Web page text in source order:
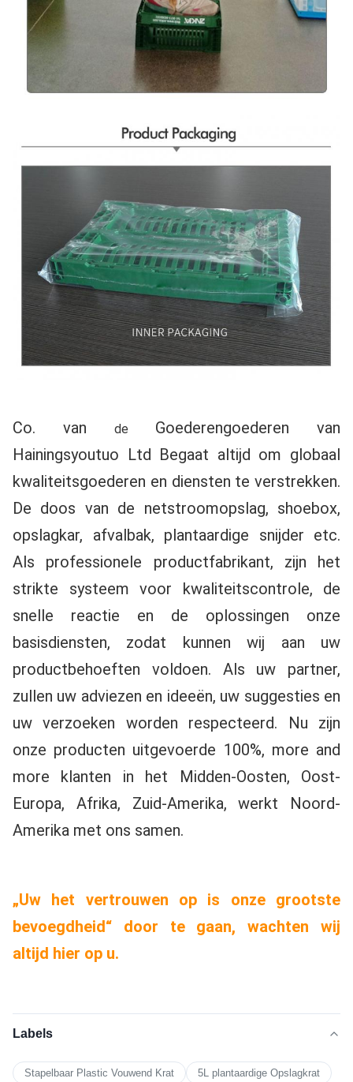
Co. van de Goederengoederen van
Hainingsyoutuo Ltd Begaat altijd om globaal
kwaliteitsgoederen en diensten te verstrekken.
De doos van de netstroomopslag, shoebox,
opslagkar, afvalbak, plantaardige snijder etc.
Als professionele productfabrikant, zijn het
strikte systeem voor kwaliteitscontrole, de
snelle reactie en de oplossingen onze
basisdiensten, zodat kunnen wij aan uw
productbehoeften voldoen. Als uw partner,
zullen uw adviezen en ideeën, uw suggesties en
uw verzoeken worden respecteerd. Nu zijn
onze producten uitgevoerde 100%, more and
more klanten in het Midden-Oosten, Oost-
Europa, Afrika, Zuid-Amerika, werkt Noord-
Amerika met ons samen.
„Uw het vertrouwen op is onze grootste
bevoegdheid“ door te gaan, wachten wij
altijd hier op u.
Labels
Stapelbaar Plastic Vouwend Krat
5L plantaardige Opslagkrat